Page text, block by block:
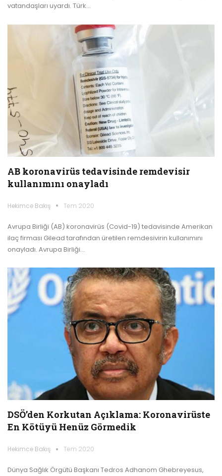
vatandaşları uyardı. Türk…
AB koronavirüs tedavisinde remdevisir
kullanımını onayladı
Hekimce Bakış Tem 2020
Avrupa Birliği (AB) koronavirüs (Covid-19) tedavisinde Amerikan
ilaç firması Gilead tarafından üretilen remdesivirin kullanımını
onayladı. Avrupa Birliği…
DSÖ’den Korkutan Açıklama: Koronavirüste
En Kötüyü Henüz Görmedik
Hekimce Bakış Tem 2020
Dünya Sağlık Örgütü Başkanı Tedros Adhanom Ghebreyesus,